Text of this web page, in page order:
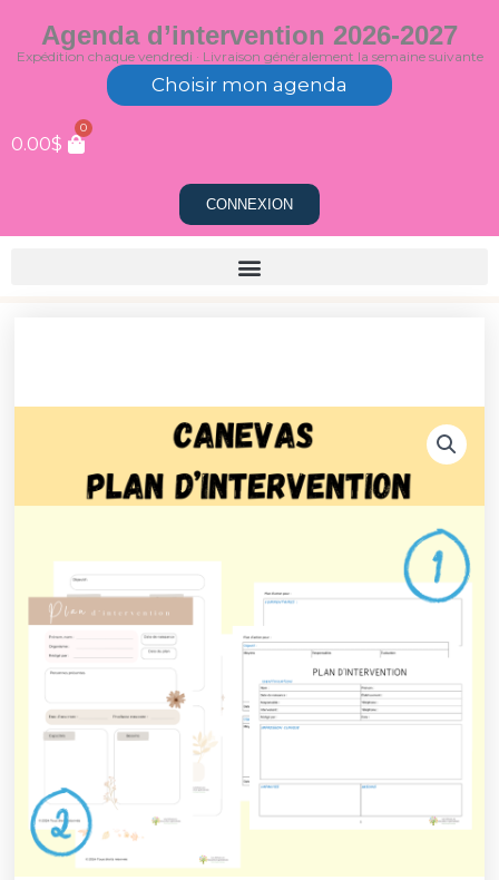
au
Agenda d’intervention 2026-2027
Expédition chaque vendredi · Livraison généralement la semaine suivante
Choisir mon agenda
0.00$
0
CONNEXION